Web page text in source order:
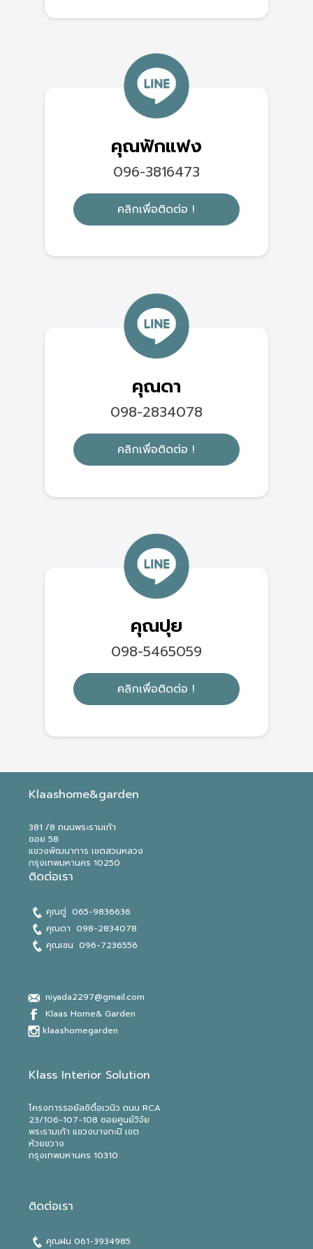
คุณฟักแฟง
096-3816473
คลิกเพื่อติดต่อ !
คุณดา
098-2834078
คลิกเพื่อติดต่อ !
คุณปุย
098-5465059
คลิกเพื่อติดต่อ !
Klaashome&garden
381 /8 ถนนพระรามเก้า
ซอย 58
แขวงพัฒนาการ เขตสวนหลวง
กรุงเทพมหานคร 10250
ติดต่อเรา
คุณตู่ 065-9836636​
คุณดา 098-2834078
คุณเชน 096-7236556
niyada2297@gmail.com
Klaas Home& Garden
klaashomegarden
Klass Interior Solution
โครงการรอยัลซิตี้อเวนิว ถนน RCA
23/106-107-108 ซอยศูนย์วิจัย
พระรามเก้า แขวงบางกะปิ เขต
ห้วยขวาง
กรุงเทพมหานคร 10310
ติดต่อเรา
คุณฝน 061-3934985